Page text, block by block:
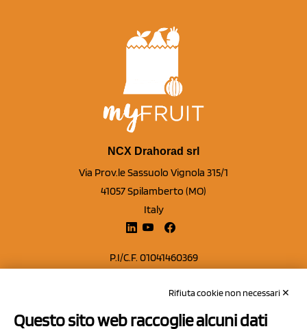
NCX Drahorad srl
Via Prov.le Sassuolo Vignola 315/1
41057 Spilamberto (MO)
Italy
P.I/C.F. 01041460369
Capitale sociale Euro 50.000,00 i.v.Rifiuta cookie non necessari ✕
Questo sito web raccoglie alcuni dati